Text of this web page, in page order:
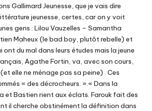
Gallimard Jeunesse, que je vais dire
jeunesse, certes, car on y voit
gens : Lilou Vauzelles – Samantha
Maheux (le bad boy, plutôt rebelle) et
ont du mal dans leurs études mais la jeune
Agathe Fortin, va, avec son cours,
elle ne ménage pas sa peine) . Ces
« des décrocheurs. ».« Dans la
et Bastien rient aux éclats. Farouk fait des
il cherche obstinément la définition dans